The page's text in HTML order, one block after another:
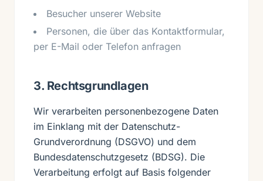
Besucher unserer Website
Personen, die über das Kontaktformular,
per E-Mail oder Telefon anfragen
3. Rechtsgrundlagen
Wir verarbeiten personenbezogene Daten
im Einklang mit der Datenschutz-
Grundverordnung (DSGVO) und dem
Bundesdatenschutzgesetz (BDSG). Die
Verarbeitung erfolgt auf Basis folgender